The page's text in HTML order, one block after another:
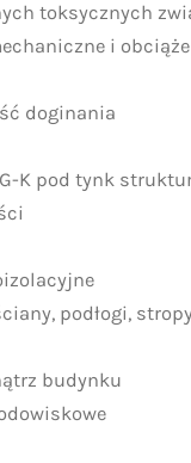
toksycznych
i
doginania
K pod tynk
podłogi,
budynku